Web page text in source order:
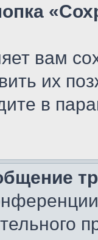
вам
их
в